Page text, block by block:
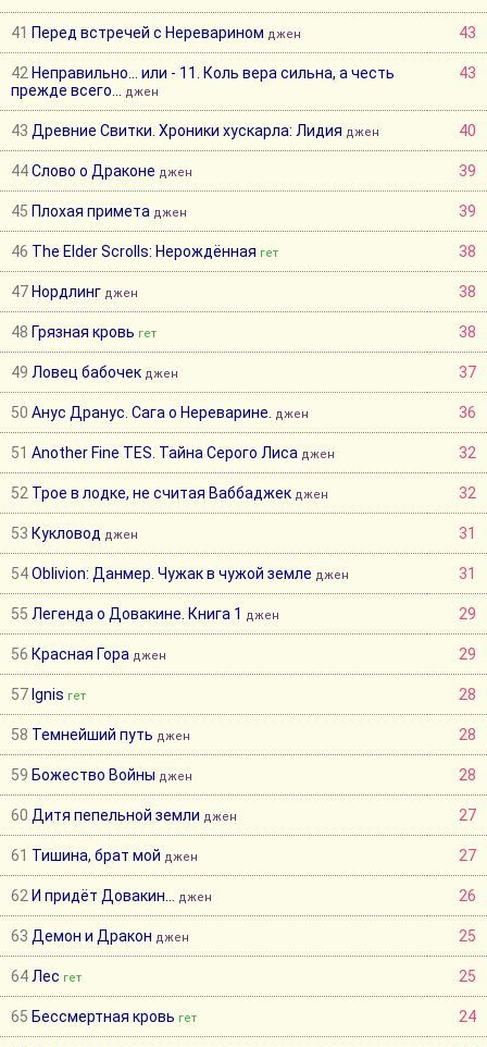
41 Перед встречей с Нереварином джен 43
42 Неправильно... или - 11. Коль вера сильна, а честь
прежде всего... джен
43
43 Древние Свитки. Хроники хускарла: Лидия джен 40
44Слово о Драконе джен 39
45 Плохая примета джен 39
46 The Elder Scrolls: Нерождённая гет 38
47 Нордлинг джен 38
48 Грязная кровь гет 38
49 Ловец бабочек джен 37
50 Анус Дранус. Сага о Нереварине. джен 36
51 Another Fine TES. Тайна Серого Лиса джен 32
52 Трое в лодке, не считая Ваббаджек джен 32
53 Кукловод джен 31
54Oblivion: Данмер. Чужак в чужой земле джен 31
55 Легенда о Довакине. Книга 1 джен 29
56 Красная Гора джен 29
57 Ignis гет 28
58 Темнейший путь джен 28
59 Божество Войны джен 28
60 Дитя пепельной земли джен 27
61 Тишина, брат мой джен 27
62 И придёт Довакин... джен 26
63 Демон и Дракон джен 25
64Лес гет 25
65 Бессмертная кровь гет 24